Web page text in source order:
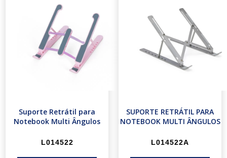
Suporte Retrátil para
Notebook Multi Ângulos
L014522
SUPORTE RETRÁTIL PARA
NOTEBOOK MULTI ÂNGULOS
L014522A